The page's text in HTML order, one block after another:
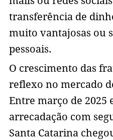
transferência de
muito vantajosas ou
pessoais.
O crescimento das
reflexo no mercado
Entre março de 2025
arrecadação com
Santa Catarina